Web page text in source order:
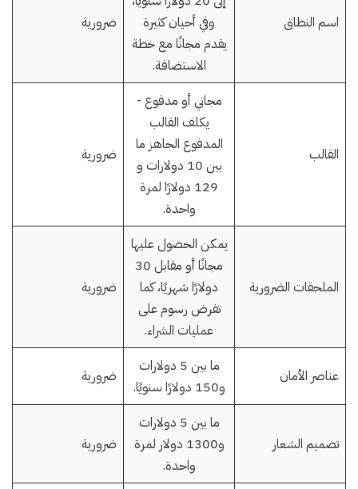
اسم النطاق
وفي أحيان كثيرة
يقدم مجانًا مع خطة
الاستضافة.
ضرورية
القالب
مجاني أو مدفوع -
يكلف القالب
المدفوع الجاهز ما
بين 10 دولارات و
129 دولارًا لمرة
واحدة.
ضرورية
الملحقات الضرورية
يمكن الحصول عليها
مجانًا أو مقابل 30
دولارًا شهريًا، كما
تفرض رسوم على
عمليات الشراء.
ضرورية
عناصر الأمان
ما بين 5 دولارات
و150 دولارًا سنويًا.
ضرورية
تصميم الشعار
ما بين 5 دولارات
و1300 دولار لمرة
واحدة.
ضرورية